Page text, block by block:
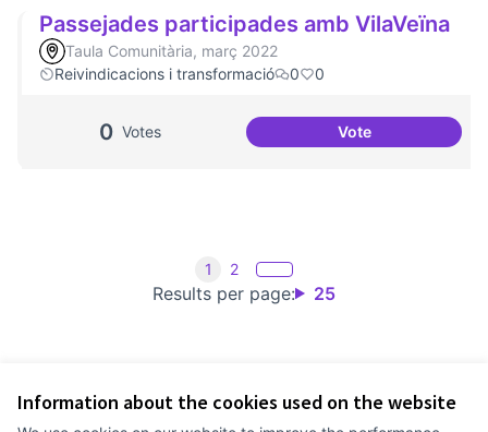
Information about the cookies used on the website
Passejades participades amb VilaVeïna
Taula Comunitària, març 2022
Reivindicacions i transformació
0 0
0 Votes VotePassejades
Results per page: 25
1 2